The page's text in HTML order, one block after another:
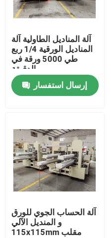
آلة المناديل الطاولية آلة
المناديل الورقية 1/4 ربع
طي 5000 ورقة في
الدقيقة
إرسال استفسار
آلة الحساب الجوي للورق
و المنديل الآلي
115x115mm مقلب